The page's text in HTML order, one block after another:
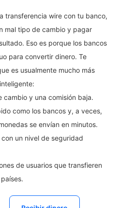
transferencia wire con tu banco,
mal tipo de cambio y pagar
Eso es porque los bancos
para convertir dinero. Te
es usualmente mucho más
cambio y una comisión baja.
como los bancos y, a veces,
se envían en minutos.
un nivel de seguridad
de usuarios que transfieren